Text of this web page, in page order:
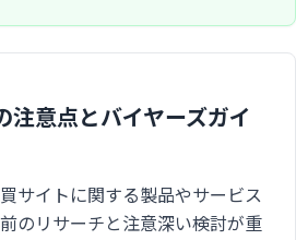
注意点とバイヤーズガイ
サイトに関する製品やサービス
のリサーチと注意深い検討が重